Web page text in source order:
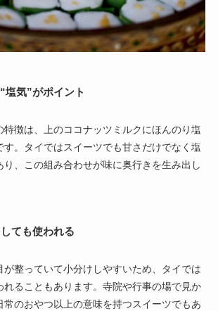
塩気”がポイント
特徴は、上のココナッツミルクにほんのり塩
す。タイではスイーツでも甘さだけでなく塩
り、この組み合わせが味に奥行きを生み出し
ても使われる
が整っていて小分けしやすいため、タイでは
れることもあります。寺院や行事の場で見か
常のおやつ以上の意味を持つスイーツでもあ